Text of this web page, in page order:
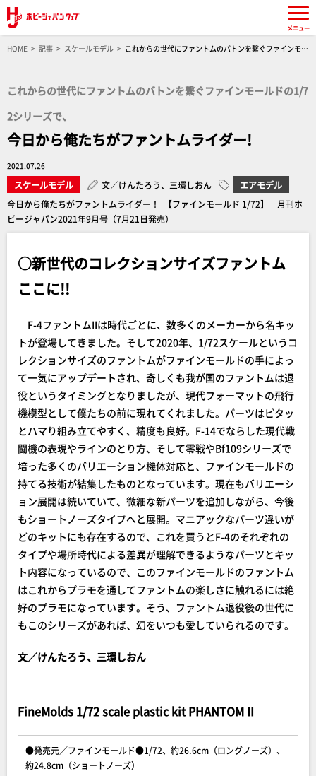
HOME 記事 スケールモデル
これからの世代にファントムのバトンを繋ぐファインモー
これからの世代にファントムのバトンを繋ぐファインモールドの1/7
2シリーズで、
今日から俺たちがファントムライダー!
2021.07.26
スケールモデル 文／けんたろう、三環しおん
エアモデル
今日から俺たちがファントムライダー！ 【ファインモールド 1/72】 月刊ホ
ビージャパン2021年9月号（7月21日発売）
○新世代のコレクションサイズファントム
ここに!!
F-4ファントムIIは時代ごとに、数多くのメーカーから名キッ
トが登場してきました。そして2020年、1/72スケールというコ
レクションサイズのファントムがファインモールドの手によっ
て一気にアップデートされ、奇しくも我が国のファントムは退
役というタイミングとなりましたが、現代フォーマットの飛行
機模型として僕たちの前に現れてくれました。パーツはピタッ
とハマり組み立てやすく、精度も良好。F-14でならした現代戦
闘機の表現やラインのとり方、そして零戦やBf109シリーズで
培った多くのバリエーション機体対応と、ファインモールドの
持てる技術が結集したものとなっています。現在もバリエーシ
ョン展開は続いていて、微細な新パーツを追加しながら、今後
もショートノーズタイプへと展開。マニアックなパーツ違いが
どのキットにも存在するので、これを買うとF-4のそれぞれの
タイプや場所時代による差異が理解できるようなパーツとキッ
ト内容になっているので、このファインモールドのファントム
はこれからプラモを通してファントムの楽しさに触れるには絶
好のプラモになっています。そう、ファントム退役後の世代に
もこのシリーズがあれば、幻をいつも愛していられるのです。
文／けんたろう、三環しおん
FineMolds 1/72 scale plastic kit PHANTOM II
●発売元／ファインモールド●1/72、約26.6cm（ロングノーズ）、
約24.8cm（ショートノーズ）
メニュー